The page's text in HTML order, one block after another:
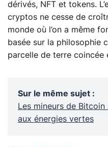
dérivés, NFT et tokens.
cryptos ne cesse de
monde où l’on a même
basée sur la philosophie
parcelle de terre coincée
Sur le même sujet :
Les mineurs de
aux énergies vertes